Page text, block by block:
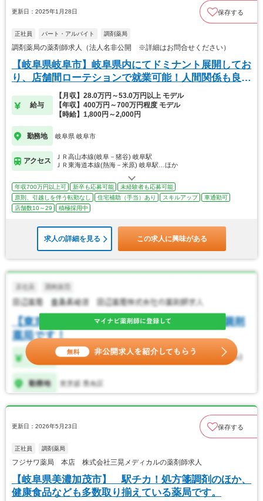
更新日：2025年1月28日 保存する
正社員 パート・アルバイト 調剤薬局
調剤薬局の薬剤師求人（法人名非公開 ※詳細はお問合せください）
【岐阜県岐阜市】岐阜県内にてドミナント展開してお
り、店舗間ローテションで就業可能！人間関係も良好
給与
【月収】28.0万円～53.0万円以上 モデル
【年収】400万円～700万円程度 モデル
【時給】1,800円～2,000円
勤務地 岐阜県 岐阜市
アクセス
ＪＲ高山本線(岐阜－猪谷) 岐阜駅
ＪＲ東海道本線(熱海－米原) 岐阜駅…ほか
年収700万円以上可 新卒も応募可能
未経験者も応募可能
原則、引越しを伴う転勤なし
住宅補助（手当）あり スキルアップ
車通勤可
店舗数10～29
積極採用中
求人の詳細を見る この求人に興味がある
更新日：2026年5月23日 保存する
正社員 調剤薬局
フジサワ薬局 本店 株式会社三晃メディカルの薬剤師求人
【岐阜県美濃加茂市】 駅チカ！処方箋調剤のほか、
健康食品なども多数取り揃えている薬局です。